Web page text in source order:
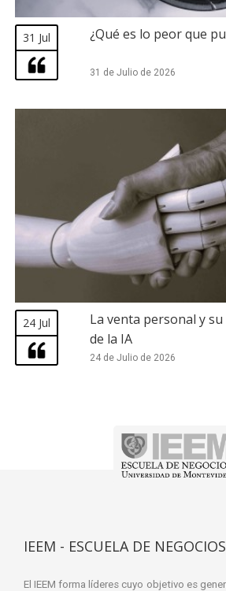
31 Jul ¿Qué es lo peor que
31 de Julio de 2026
24 Jul
La venta personal y
de la IA
24 de Julio de 2026
IEEM - ESCUELA DE NEGOCIOS
El IEEM forma líderes cuyo objetivo es